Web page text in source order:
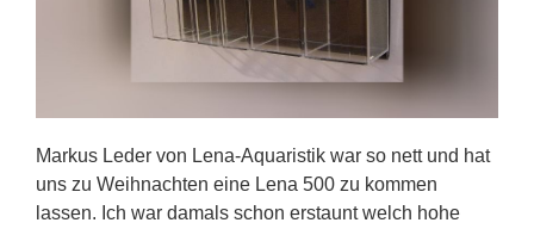
Markus Leder von Lena-Aquaristik war so nett und hat
uns zu Weihnachten eine Lena 500 zu kommen
lassen. Ich war damals schon erstaunt welch hohe